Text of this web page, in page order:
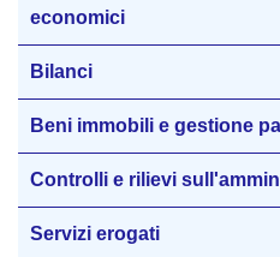
economici
Bilanci
Beni immobili e gestione
Controlli e rilievi
Servizi erogati